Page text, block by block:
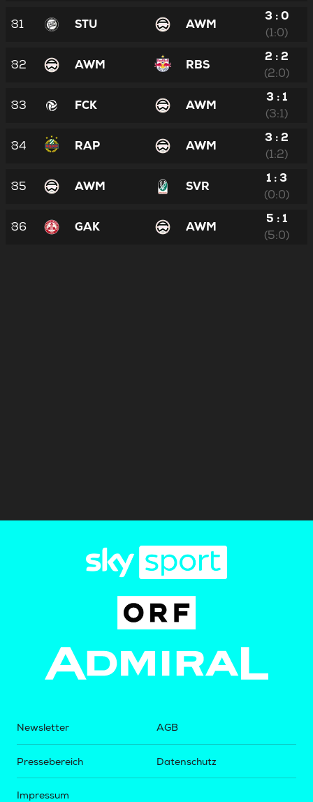
31 STU AWM
3 : 0
(1:0)
32 AWM RBS
2 : 2
(2:0)
33 FCK AWM
3 : 1
(3:1)
34 RAP AWM
3 : 2
(1:2)
35 AWM SVR
1 : 3
(0:0)
36 GAK AWM
5 : 1
(5:0)
Newsletter
Pressebereich
Impressum
AGB
Datenschutz